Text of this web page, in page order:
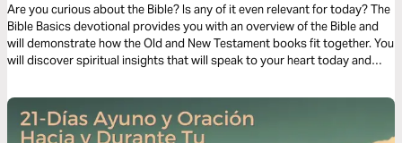
Are you curious about the Bible? Is any of it even relevant for today? The
Bible Basics devotional provides you with an overview of the Bible and
will demonstrate how the Old and New Testament books fit together. You
will discover spiritual insights that will speak to your heart today and